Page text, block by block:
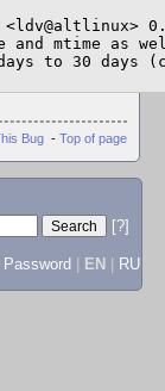
<ldv@altlinux>
and mtime as
to 30 days
Bug - Top of page
[?]
Password EN RU